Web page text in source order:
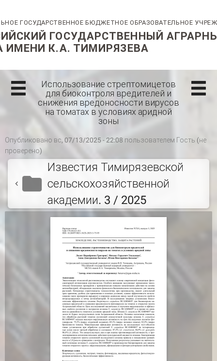
Использование стрептомицетов
для биоконтроля вредителей и
снижения вредоносности вирусов
на томатах в условиях аридной
зоны
Опубликовано вс, 07/13/2025 - 22:08 пользователем Гость (не
проверено)
Известия Тимирязевской
сельскохозяйственной
академии. 3 / 2025